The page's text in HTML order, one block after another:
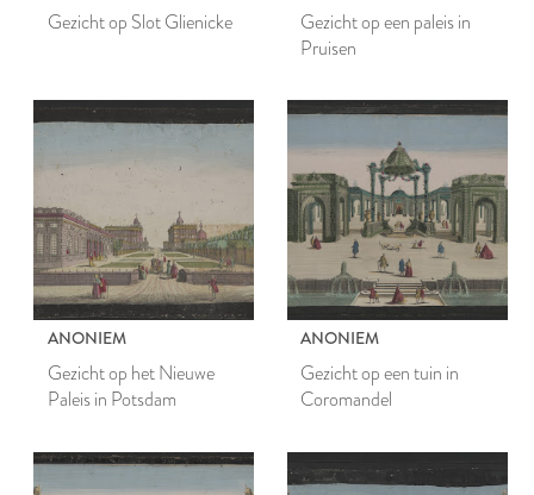
Gezicht op Slot Glienicke
Gezicht op een paleis in
Pruisen
ANONIEM
Gezicht op het Nieuwe
Paleis in Potsdam
ANONIEM
Gezicht op een tuin in
Coromandel